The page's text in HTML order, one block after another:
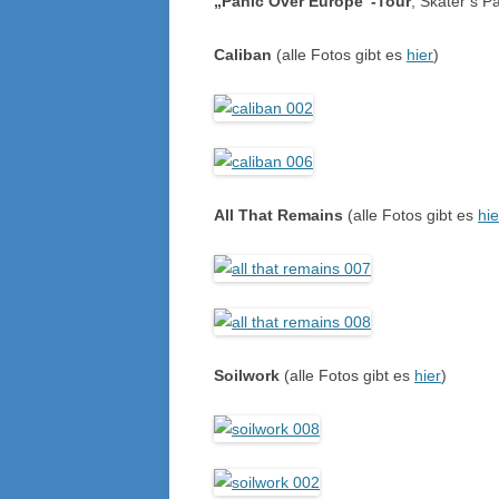
Caliban (alle Fotos gibt es hier)
All That Remains (alle Fotos gibt es
Soilwork (alle Fotos gibt es hier)